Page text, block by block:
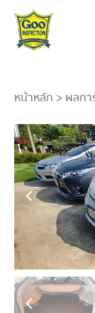
หน้าหลัก > ผลก